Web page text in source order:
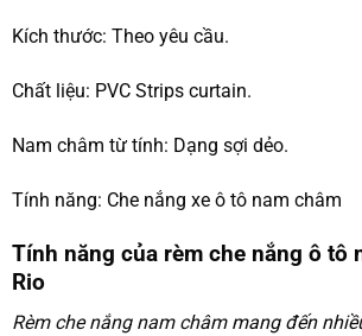
Kích thước: Theo yêu cầu.
Chất liệu: PVC Strips curtain.
Nam châm từ tính: Dạng sợi dẻo.
Tính năng: Che nắng xe ô tô nam châm
Tính năng của rèm che nắng ô tô
Rio
Rèm che nắng nam châmmang đến